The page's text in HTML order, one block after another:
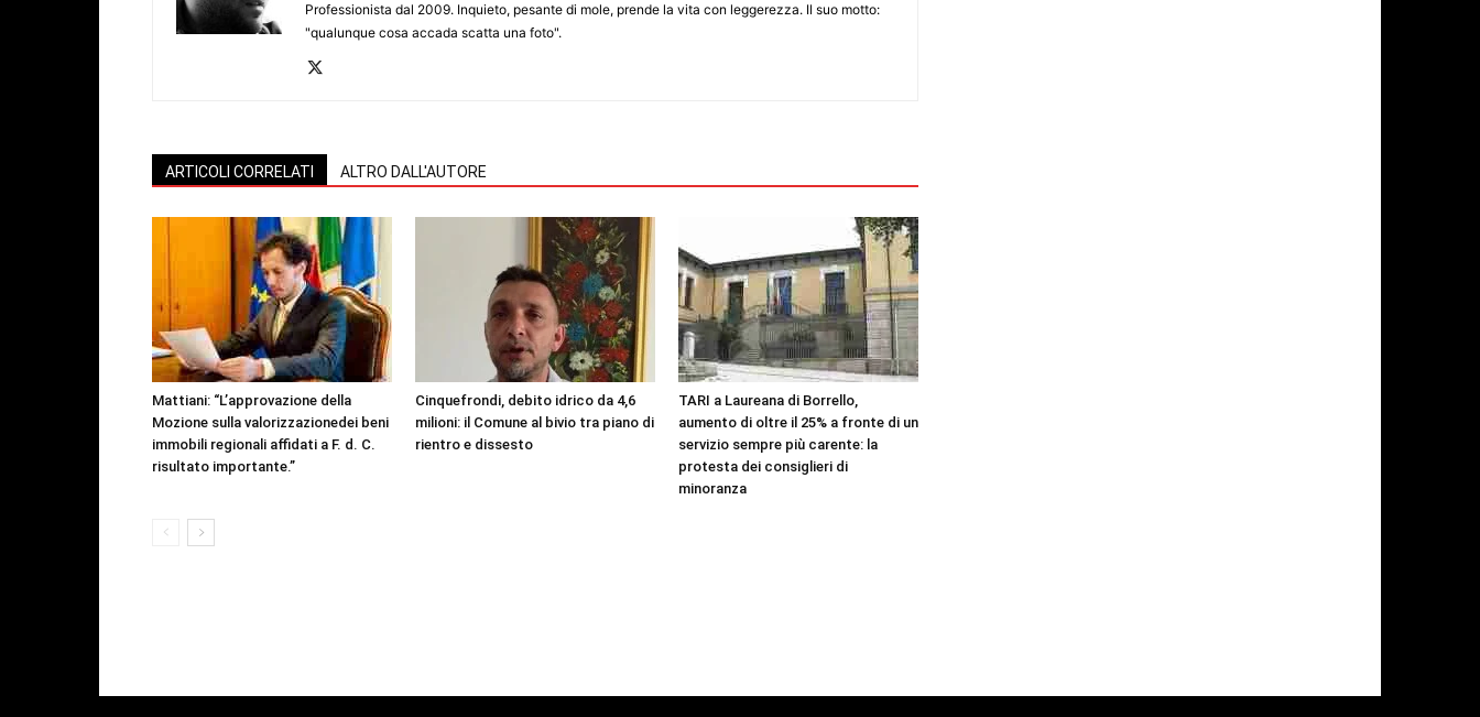
Professionista dal 2009. Inquieto, pesante di mole, prende la vita con leggerezza. Il suo motto:
"qualunque cosa accada scatta una foto".
ARTICOLI CORRELATI ALTRO DALL'AUTORE
Mattiani: “L’approvazione della
Mozione sulla valorizzazionedei beni
immobili regionali affidati a F. d. C.
risultato importante.”
Cinquefrondi, debito idrico da 4,6
milioni: il Comune al bivio tra piano di
rientro e dissesto
TARI a Laureana di Borrello,
aumento di oltre il 25% a fronte di un
servizio sempre più carente: la
protesta dei consiglieri di
minoranza